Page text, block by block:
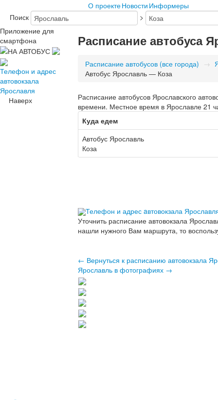
О проектеНовости Информеры
Поиск
>
Приложение для
смартфона
Телефон и адрес
автовокзала
Ярославля
Наверх
Расписание автобуса
Расписание автобусов (все города) →
Автобус Ярославль — Коза
Расписание автобусов Ярославского
времени. Местное время в Ярославле 21
Куда едем
Автобус Ярославль
Коза
Телефон и адрес aвтовокзала
Уточнить расписание автовокзала
нашли нужного Вам маршрута, то
← Вернуться к расписанию автовокзала
Ярославль в фотографиях →